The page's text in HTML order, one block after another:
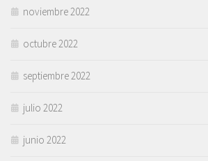
noviembre 2022
octubre 2022
septiembre 2022
julio 2022
junio 2022